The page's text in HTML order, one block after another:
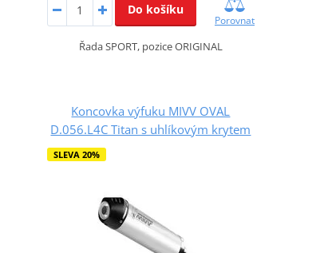
Do košíku
Porovnat
Řada SPORT, pozice ORIGINAL
Koncovka výfuku MIVV OVAL
D.056.L4C Titan s uhlíkovým krytem
SLEVA 20%